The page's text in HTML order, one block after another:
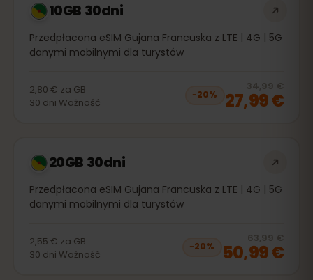
10GB 30dni
Przedpłacona eSIM Gujana Francuska z LTE | 4G | 5G
danymi mobilnymi dla turystów
2,80 € za GB
30 dni Ważność
−20%
34,99 €
27,99 €
20GB 30dni
Przedpłacona eSIM Gujana Francuska z LTE | 4G | 5G
danymi mobilnymi dla turystów
2,55 € za GB
30 dni Ważność
−20%
63,99 €
50,99 €